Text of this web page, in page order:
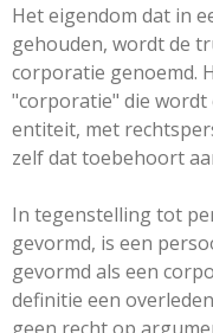
Het eigendom dat in
gehouden, wordt de
corporatie genoemd.
"corporatie" die wordt
entiteit, met
zelf dat toebehoort
In tegenstelling tot
gevormd, is een
gevormd als een
definitie een